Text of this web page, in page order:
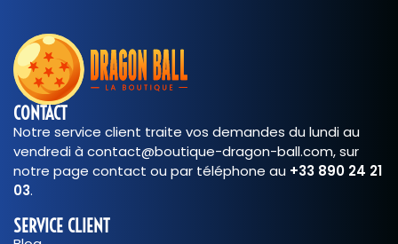
CONTACT
Notre service client traite vos demandes du lundi au
vendredi à contact@boutique-dragon-ball.com, sur
notre page contact ou par téléphone au +33 890 24 21
03.
SERVICE CLIENT